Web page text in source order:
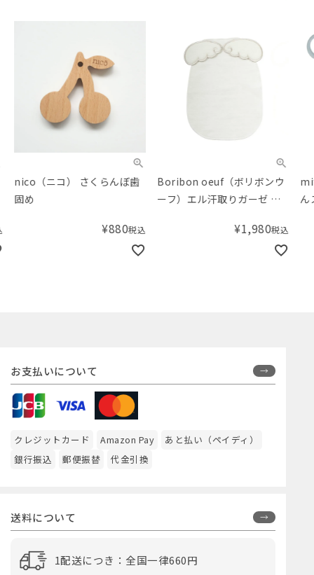
nico（ニコ） さくらんぼ歯
固め
880税込
Boribon oeuf（ボリボンウ
ーフ）エル汗取りガーゼ グ
1,980税込
ん
お支払いについて
クレジットカード Amazon Pay
あと払い（ペイディ）
銀行振込
郵便振替 代金引換
送料について
1配送につき：全国一律660円